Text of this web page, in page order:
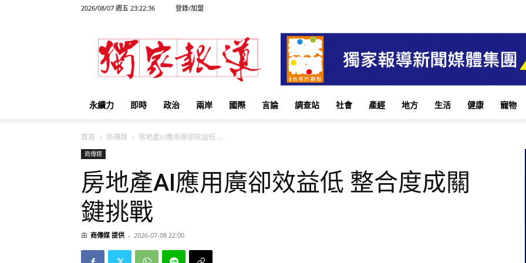
2026/08/07 週五 23:22:36 登錄/加盟
獨
家
報
永續力 即時 政治 兩岸 國際 言論 調查站 社會 產經 地方 生活 健康 寵物
首頁 商傳媒 房地產AI應用廣卻效益低 ...
商傳媒
房地產AI應用廣卻效益低 整合度成關
鍵挑戰
由 商傳媒 提供 - 2026-07-08 22:00